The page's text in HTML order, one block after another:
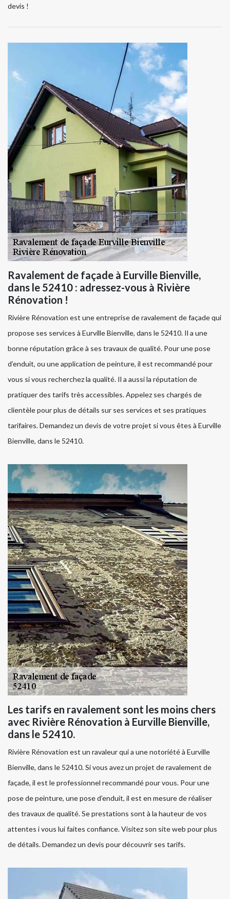
devis !
Ravalement de façade à Eurville Bienville,
dans le 52410 : adressez-vous à Rivière
Rénovation !
Rivière Rénovation est une entreprise de ravalement de façade qui
propose ses services à Eurville Bienville, dans le 52410. Il a une
bonne réputation grâce à ses travaux de qualité. Pour une pose
d’enduit, ou une application de peinture, il est recommandé pour
vous si vous recherchez la qualité. Il a aussi la réputation de
pratiquer des tarifs très accessibles. Appelez ses chargés de
clientèle pour plus de détails sur ses services et ses pratiques
tarifaires. Demandez un devis de votre projet si vous êtes à Eurville
Bienville, dans le 52410.
Les tarifs en ravalement sont les moins chers
avec Rivière Rénovation à Eurville Bienville,
dans le 52410.
Rivière Rénovation est un ravaleur qui a une notoriété à Eurville
Bienville, dans le 52410. Si vous avez un projet de ravalement de
façade, il est le professionnel recommandé pour vous. Pour une
pose de peinture, une pose d’enduit, il est en mesure de réaliser
des travaux de qualité. Se prestations sont à la hauteur de vos
attentes i vous lui faites confiance. Visitez son site web pour plus
de détails. Demandez un devis pour découvrir ses tarifs.